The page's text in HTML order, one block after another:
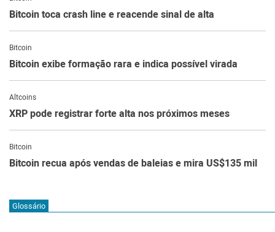
Bitcoin toca crash line e reacende sinal de alta
Bitcoin
Bitcoin exibe formação rara e indica possível virada
Altcoins
XRP pode registrar forte alta nos próximos meses
Bitcoin
Bitcoin recua após vendas de baleias e mira US$135 mil
Glossário